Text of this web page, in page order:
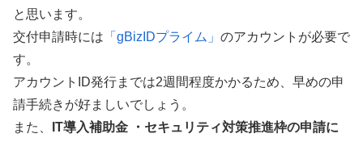
と思います。
交付申請時には 「gBizIDプライム」 のアカウントが必要で
す。
アカウントID発行までは2週間程度かかるため、早めの申
請手続きが好ましいでしょう。
また、
IT導入補助金 ・セキュリティ対策推進枠の申請に